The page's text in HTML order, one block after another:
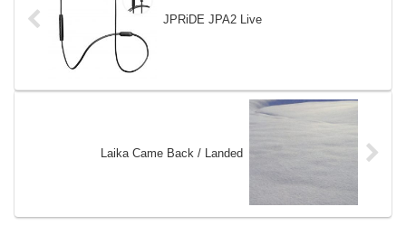
JPRiDE JPA2 Live
Laika Came Back / Landed